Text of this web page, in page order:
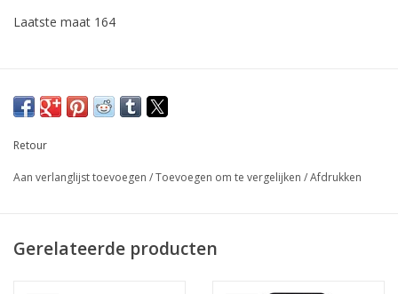
Laatste maat 164
Retour
Aan verlanglijst toevoegen /Toevoegen om te vergelijken /Afdrukken
Gerelateerde producten